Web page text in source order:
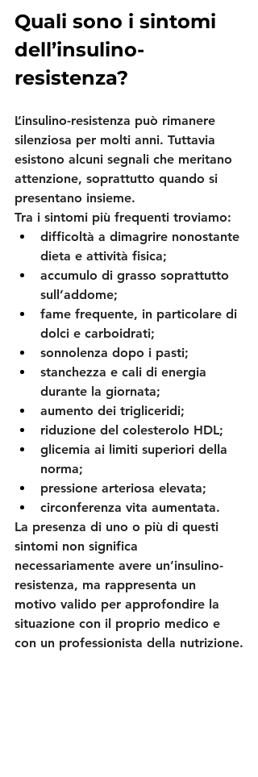
Quali sono i sintomi
dell’insulino-
resistenza?
L’insulino-resistenza può rimanere
silenziosa per molti anni. Tuttavia
esistono alcuni segnali che meritano
attenzione, soprattutto quando si
presentano insieme.
Tra i sintomi più frequenti troviamo:
difficoltà a dimagrire nonostante
dieta e attività fisica;
accumulo di grasso soprattutto
sull’addome;
fame frequente, in particolare di
dolci e carboidrati;
sonnolenza dopo i pasti;
stanchezza e cali di energia
durante la giornata;
aumento dei trigliceridi;
riduzione del colesterolo HDL;
glicemia ai limiti superiori della
norma;
pressione arteriosa elevata;
circonferenza vita aumentata.
La presenza di uno o più di questi
sintomi non significa
necessariamente avere un’insulino-
resistenza, ma rappresenta un
motivo valido per approfondire la
situazione con il proprio medico e
con un professionista della nutrizione.